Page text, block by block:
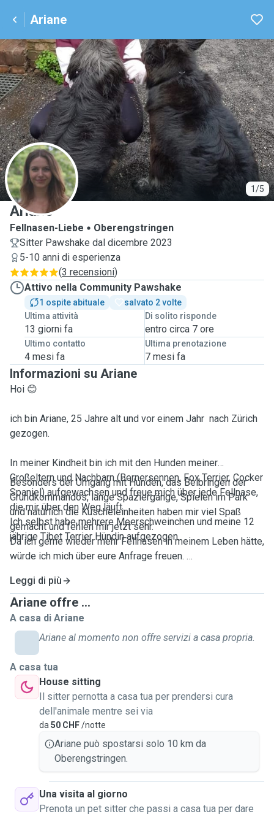
Ariane
1/5
A
Ariane
Fellnasen-Liebe
Oberengstringen
Sitter Pawshake dal dicembre 2023
5-10 anni di esperienza
(3 recensioni)
Attivo nella Community Pawshake
1 ospite abituale
salvato 2 volte
Ultima attività
13 giorni fa
Di solito risponde
entro circa 7 ore
Ultimo contatto
4 mesi fa
Ultima prenotazione
7 mesi fa
Informazioni su Ariane
Hoi 😊
ich bin Ariane, 25 Jahre alt und vor einem Jahr nach Zürich
gezogen.
In meiner Kindheit bin ich mit den Hunden meiner
Großeltern und Nachbarn (Bernersennen, Fox Terrier, Cocker
Spaniel) aufgewachsen und freue mich über jede Fellnase,
die mir über den Weg läuft.
Ich selbst habe mehrere Meerschweinchen und meine 12
jährige Tibet Terrier Hündin aufgezogen.
Besonders der Umgang mit Hunden, das Beibringen der
Grundkommandos, lange Spaziergänge, Spielen im Park
und natürlich die Kuscheleinheiten haben mir viel Spaß
gemacht und fehlen mir jetzt sehr.
Da ich gerne wieder mehr Fellnasen in meinem Leben hätte,
würde ich mich über eure Anfrage freuen.
Ich möchte unbedingt auf die Bedürfnisse eures Tieres
eingehen, um ihm die beste Erfahrung zu ermöglichen.
Daher würde ich mich über eine vorherige Absprache
bezüglich der Spaziergänge und des Verhaltens eures
Tieres sehr freuen.
Leggi di più
Ariane offre ...
A casa di Ariane
Ariane al momento non offre servizi a casa propria.
A casa tua
House sitting
Il sitter pernotta a casa tua per prendersi cura
dell'animale mentre sei via
da 50 CHF/notte
Ariane può spostarsi solo 10 km da
Oberengstringen.
Una visita al giorno
Prenota un pet sitter che passi a casa tua per dare